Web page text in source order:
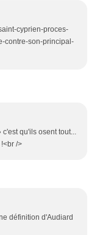
cyprien-proces-
contre-son-principal-
qu'ils osent tout...
/>
définition d'Audiard